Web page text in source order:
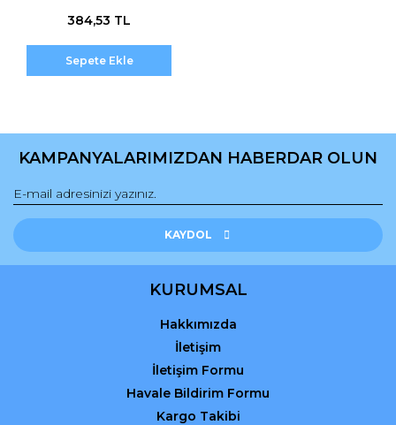
384,53 TL
Sepete Ekle
KAMPANYALARIMIZDAN HABERDAR OLUN
KAYDOL
KURUMSAL
Hakkımızda
İletişim
İletişim Formu
Havale Bildirim Formu
Kargo Takibi